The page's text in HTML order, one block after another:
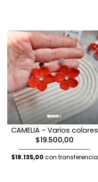
CAMELIA - Varios colores
$19.500,00
$18.135,00 con transferencia